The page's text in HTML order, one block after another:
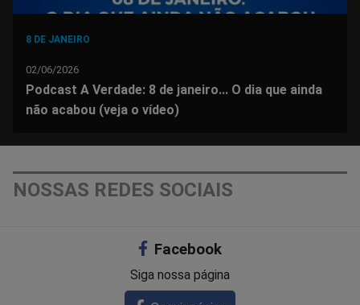
8 DE JANEIRO
02/06/2026
Podcast A Verdade: 8 de janeiro... O dia que ainda
não acabou (veja o vídeo)
NOSSAS REDES SOCIAIS
Facebook
Siga nossa página